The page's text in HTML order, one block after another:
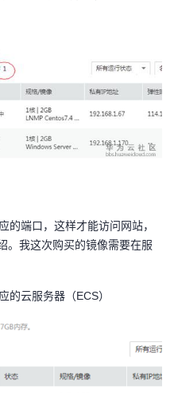
的端口，这样才能访问网站，
。我这次购买的镜像需要在服
的云服务器（ECS）